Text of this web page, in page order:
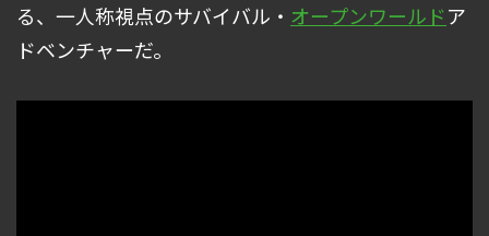
る、一人称視点のサバイバル・ オープンワールドア
ドベンチャーだ。